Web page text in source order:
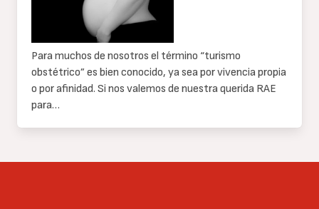
Para muchos de nosotros el término “turismo
obstétrico” es bien conocido, ya sea por vivencia propia
o por afinidad. Si nos valemos de nuestra querida RAE
para…